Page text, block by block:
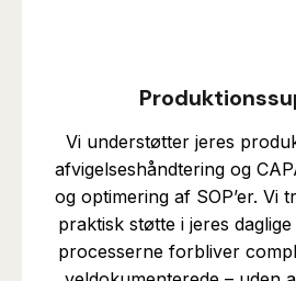
Vi understøtter jeres
afvigelseshåndtering og
og optimering af SOP’er. Vi
praktisk støtte i jeres
processerne forbliver